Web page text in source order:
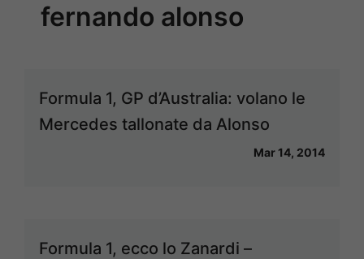
fernando alonso
Formula 1, GP d’Australia: volano le
Mercedes tallonate da Alonso
Mar 14, 2014
Formula 1, ecco lo Zanardi –